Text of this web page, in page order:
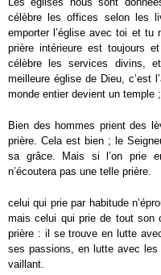
célèbre les offices selon les
emporter l’église avec toi et tu
prière intérieure est toujours
célèbre les services divins,
meilleure église de Dieu, c’est
monde entier devient un temple
Bien des hommes prient des
prière. Cela est bien ; le
sa grâce. Mais si l’on prie
n’écoutera pas une telle prière.
celui qui prie par habitude
mais celui qui prie de tout son
prière : il se trouve en lutte
ses passions, en lutte avec les
vaillant.